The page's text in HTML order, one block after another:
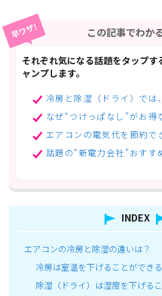
早ワザ! この記事でわか
それぞれ気になる話題をタップ
ャンプします。
冷房と除湿（ドライ）では
なぜ“つけっぱなし”がお得
エアコンの電気代を節約で
話題の“新電力会社”おすす
INDEX
エアコンの冷房と除湿の違いは？
冷房は室温を下げることができる
除湿（ドライ）は湿度を下げる